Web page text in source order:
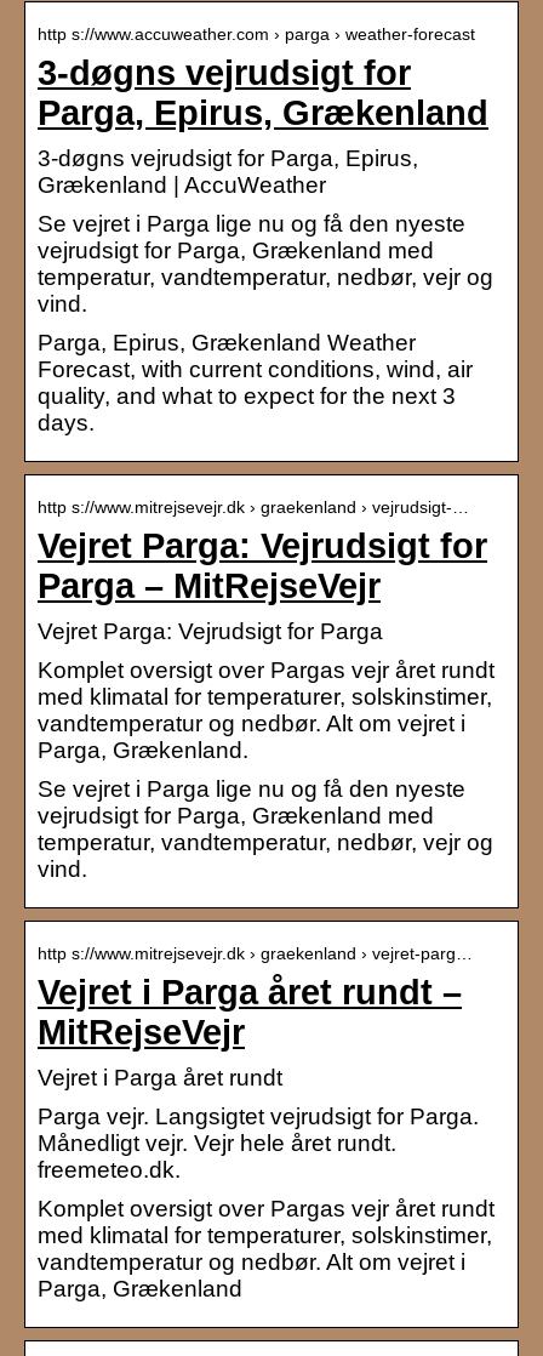
http s://www.accuweather.com › parga › weather-forecast
3-døgns vejrudsigt for
Parga, Epirus, Grækenland
3-døgns vejrudsigt for Parga, Epirus,
Grækenland | AccuWeather
Se vejret i Parga lige nu og få den nyeste
vejrudsigt for Parga, Grækenland med
temperatur, vandtemperatur, nedbør, vejr og
vind.
Parga, Epirus, Grækenland Weather
Forecast, with current conditions, wind, air
quality, and what to expect for the next 3
days.
http s://www.mitrejsevejr.dk › graekenland › vejrudsigt-…
Vejret Parga: Vejrudsigt for
Parga – MitRejseVejr
Vejret Parga: Vejrudsigt for Parga
Komplet oversigt over Pargas vejr året rundt
med klimatal for temperaturer, solskinstimer,
vandtemperatur og nedbør. Alt om vejret i
Parga, Grækenland.
Se vejret i Parga lige nu og få den nyeste
vejrudsigt for Parga, Grækenland med
temperatur, vandtemperatur, nedbør, vejr og
vind.
http s://www.mitrejsevejr.dk › graekenland › vejret-parg…
Vejret i Parga året rundt –
MitRejseVejr
Vejret i Parga året rundt
Parga vejr. Langsigtet vejrudsigt for Parga.
Månedligt vejr. Vejr hele året rundt.
freemeteo.dk.
Komplet oversigt over Pargas vejr året rundt
med klimatal for temperaturer, solskinstimer,
vandtemperatur og nedbør. Alt om vejret i
Parga, Grækenland